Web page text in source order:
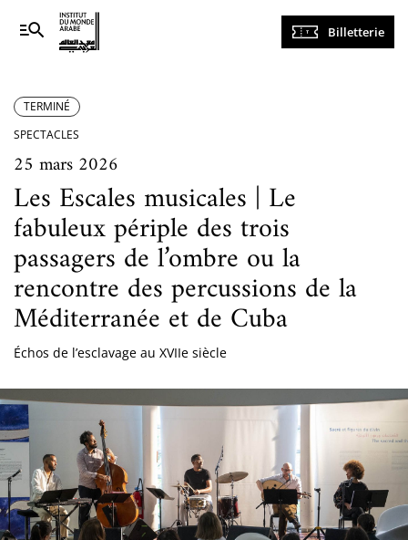
Navigation
principale
Billetterie
TERMINÉ
SPECTACLES
25 mars 2026
Les Escales musicales | Le
fabuleux périple des trois
passagers de l’ombre ou la
rencontre des percussions de la
Méditerranée et de Cuba
Échos de l’esclavage au XVIIe siècle